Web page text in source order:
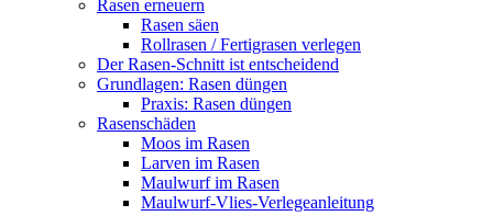
Rasen erneuern
Rasen säen
Rollrasen / Fertigrasen verlegen
Der Rasen-Schnitt ist entscheidend
Grundlagen: Rasen düngen
Praxis: Rasen düngen
Rasenschäden
Moos im Rasen
Larven im Rasen
Maulwurf im Rasen
Maulwurf-Vlies-Verlegeanleitung